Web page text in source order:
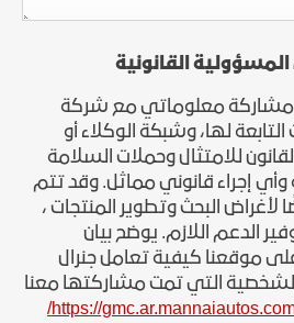
القانونية
مشاركة معلوماتي مع شركة
لها، وشبكة الوكلاء أو
للامتثال وحملات السلامة
إجراء قانوني مماثل. وقد تتم
البحث وتطوير المنتجات ،
الدعم اللازم. يوضح بيان
موقعنا كيفية تعامل جنرال
التي تمت مشاركتها معنا
https://